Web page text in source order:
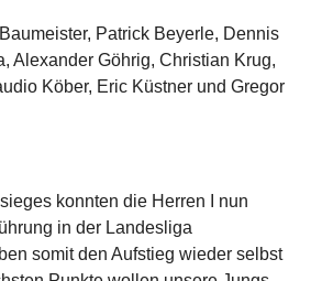
Patrick Beyerle, Dennis
Alexander Göhrig, Christian Krug,
Köber, Eric Küstner und Gregor
konnten die Herren I nun
in der Landesliga
somit den Aufstieg wieder selbst